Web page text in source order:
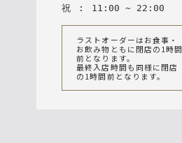
祝 : 11 : 00 ~ 22 : 00
ラストオーダーはお食事・
お飲み物ともに閉店の1時間
前となります。
最終入店時間も同様に閉店
の1時間前となります。